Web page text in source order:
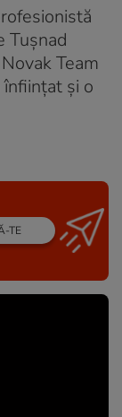
Tuşnad
Team
şi o
TE